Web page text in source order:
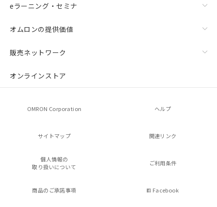
eラーニング・セミナ
オムロンの提供価値
販売ネットワーク
オンラインストア
OMRON Corporation ヘルプ
サイトマップ 関連リンク
個人情報の
取り扱いについて
ご利用条件
商品のご承諾事項 Facebook